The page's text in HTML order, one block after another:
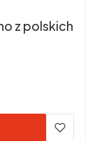
z polskich